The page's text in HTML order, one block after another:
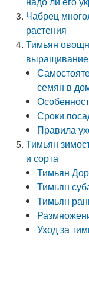
Чабрец
растения
Тимьян
семян в
Сроки
Правила
Тимьян
и сорта
Тимьян
Тимьян
Тимьян
Уход за